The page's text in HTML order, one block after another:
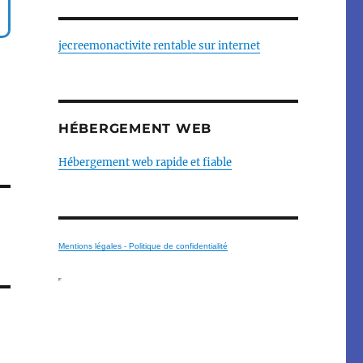
jecreemonactivite rentable sur internet
HÉBERGEMENT WEB
Hébergement web rapide et fiable
Mentions légales - Politique de confidentialité